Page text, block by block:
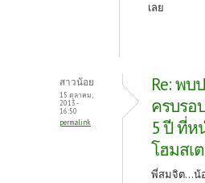
เลย
สาวน้อย
15 ตุลาคม,
2013 -
16:50
permalink
Re: พบ
ครบรอ
5 ปี ที่ห
โฮมสเ
พี่สมจิต...น้